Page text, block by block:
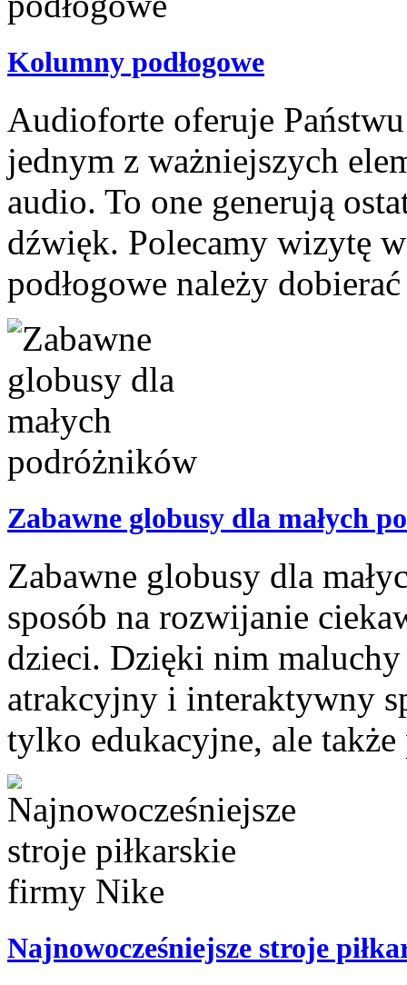
Kolumny podłogowe
Audioforte oferuje
jednym z ważniejszych
audio. To one generują
dźwięk. Polecamy wizytę
podłogowe należy
Zabawne globusy dla małych
Zabawne globusy dla
sposób na rozwijanie
dzieci. Dzięki nim
atrakcyjny i interaktywny
tylko edukacyjne, ale
Najnowocześniejsze stroje